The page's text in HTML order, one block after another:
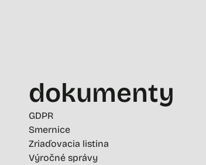
dokumenty
GDPR
Smernice
Zriaďovacia listina
Výročné správy